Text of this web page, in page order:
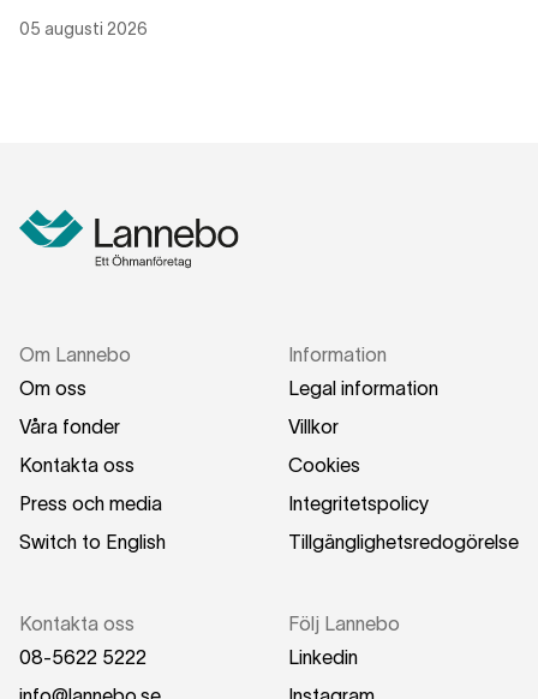
05 augusti 2026
Om Lannebo
Om oss
Våra fonder
Kontakta oss
Press och media
Switch to English
Information
Legal information
Villkor
Cookies
Integritetspolicy
Tillgänglighetsredogörelse
Kontakta oss
08-5622 5222
Följ Lannebo
Linkedin